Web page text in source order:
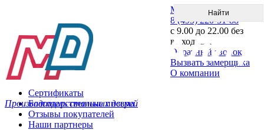
Производитель стальных дверей
Меню
8 (495) 220-51-88
с 9.00 до 22.00 без
выходных
Обратный звонок
Вызвать замерщика
О компании
Сертификаты
Благодарственные письма
Отзывы покупателей
Наши партнеры